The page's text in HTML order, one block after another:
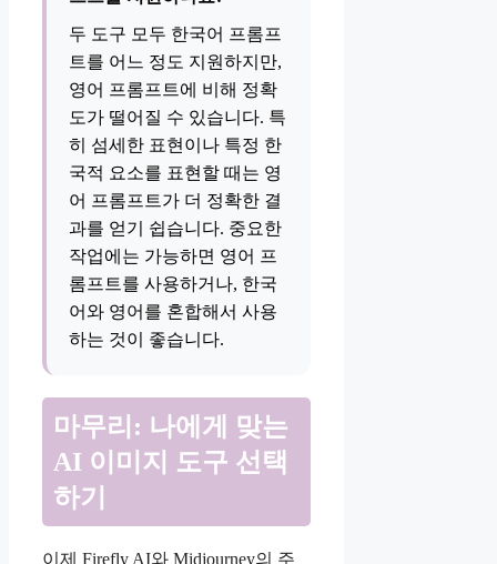
두 도구 모두 한국어 프롬프
트를 어느 정도 지원하지만,
영어 프롬프트에 비해 정확
도가 떨어질 수 있습니다. 특
히 섬세한 표현이나 특정 한
국적 요소를 표현할 때는 영
어 프롬프트가 더 정확한 결
과를 얻기 쉽습니다. 중요한
작업에는 가능하면 영어 프
롬프트를 사용하거나, 한국
어와 영어를 혼합해서 사용
하는 것이 좋습니다.
마무리: 나에게 맞는
AI 이미지 도구 선택
하기
이제 Firefly AI와 Midjourney의 주